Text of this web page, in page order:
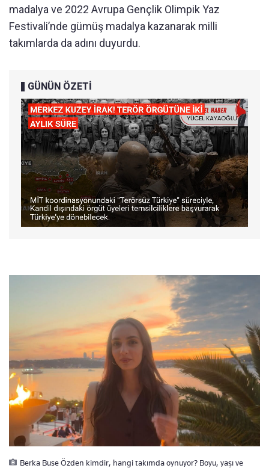
madalya ve 2022 Avrupa Gençlik Olimpik Yaz
Festivali’nde gümüş madalya kazanarak milli
takımlarda da adını duyurdu.
GÜNÜN ÖZETİ
Berka Buse Özden kimdir, hangi takımda oynuyor? Boyu, yaşı ve